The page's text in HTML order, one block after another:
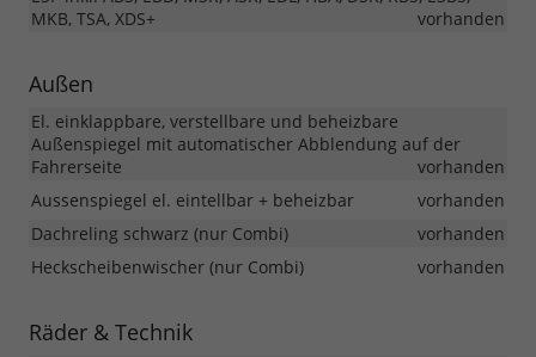
MKB, TSA, XDS+
vorhanden
Außen
El. einklappbare, verstellbare und beheizbare
Außenspiegel mit automatischer Abblendung auf der
Fahrerseite
vorhanden
Aussenspiegel el. eintellbar + beheizbar
vorhanden
Dachreling schwarz (nur Combi)
vorhanden
Heckscheibenwischer (nur Combi)
vorhanden
Räder & Technik